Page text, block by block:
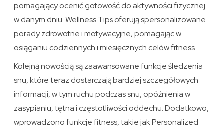
pomagający ocenić gotowość do aktywności fizycznej
w danym dniu. Wellness Tips oferują spersonalizowane
porady zdrowotne i motywacyjne, pomagając w
osiąganiu codziennych i miesięcznych celów fitness.
Kolejną nowością są zaawansowane funkcje śledzenia
snu, które teraz dostarczają bardziej szczegółowych
informacji, w tym ruchu podczas snu, opóźnienia w
zasypianiu, tętna i częstotliwości oddechu. Dodatkowo,
wprowadzono funkcje fitness, takie jak Personalized